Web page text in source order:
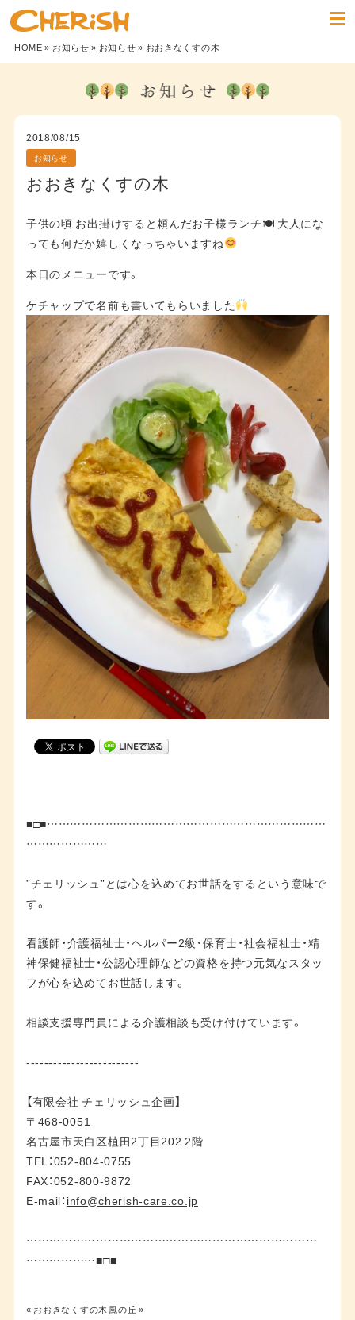
HOME» お知らせ» お知らせ» おおきなくすの木
2018/08/15
お知らせ
おおきなくすの木
子供の頃 お出掛けすると頼んだお子様ランチ🍽 大人にな
っても何だか嬉しくなっちゃいますね
本日のメニューです。
ケチャップで名前も書いてもらいました
■□■………………………………………………………………
…………………
”チェリッシュ”とは心を込めてお世話をするという意味で
す。
看護師・介護福祉士・ヘルパー2級・保育士・社会福祉士・精
神保健福祉士・公認心理師などの資格を持つ元気なスタッ
フが心を込めてお世話します。
相談支援専門員による介護相談も受け付けています。
-------------------------
【有限会社 チェリッシュ企画】
〒468-0051
名古屋市天白区植田2丁目202 2階
TEL：052-804-0755
FAX：052-800-9872
E-mail： info@cherish-care.co.jp
…………………………………………………………………
………………■□■
« おおきなくすの木風の丘 »